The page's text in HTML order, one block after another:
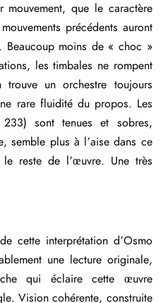
mouvement, que le caractère
précédents auront
Beaucoup moins de « choc »
les timbales ne rompent
un orchestre toujours
rare fluidité du propos. Les
sont tenues et sobres,
semble plus à l’aise dans ce
le reste de l’œuvre. Une très
cette interprétation d’Osmo
une lecture originale,
qui éclaire cette œuvre
Vision cohérente, construite